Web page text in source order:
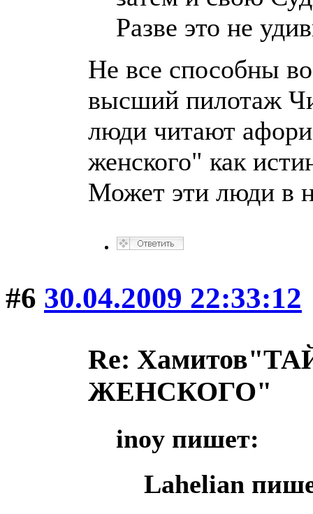
Разве это не
Не все способны
высший пилотаж
люди читают
женского" как
Может эти люди в
#6 30.04.2009 22:33:12
Re:
ЖЕНСКОГО"
inoy пишет:
Lahelian